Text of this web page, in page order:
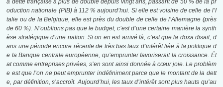
a dette française a plus de doublé depuis vingt ans, passant de 50 % de la pr
oduction nationale (PIB) à 112 % aujourd’hui. Si elle est voisine de celle de l’I
talie ou de la Belgique, elle est près du double de celle de l’Allemagne (près
de 60 %). N’oublions pas que le budget, c’est d’une certaine manière la synth
èse stratégique d’une nation. Si on en est arrivé là, c’est que la doxa disait, d
ans une période encore récente de très bas taux d’intérêt liée à la politique d
e la Banque centrale européenne, qu’emprunter favoriserait la croissance. Ét
at comme entreprises privées, s’en sont ainsi donnée à cœur joie. Le problèm
e est que l’on ne peut emprunter indéfiniment parce que le montant de la dett
e, par définition, s’accroît. Aujourd’hui, les taux d’intérêt sont plus hauts qu’au